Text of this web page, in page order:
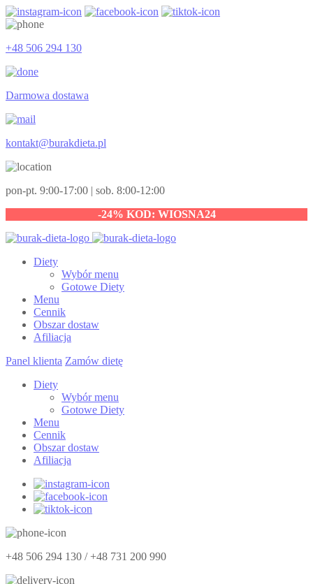
+48 506 294 130
Darmowa dostawa
kontakt@burakdieta.pl
pon-pt. 9:00-17:00 | sob. 8:00-12:00
-24% KOD: WIOSNA24
Diety
Wybór menu
Gotowe Diety
Menu
Cennik
Obszar dostaw
Afiliacja
Panel klienta Zamów dietę
Diety
Wybór menu
Gotowe Diety
Menu
Cennik
Obszar dostaw
Afiliacja
+48 506 294 130 / +48 731 200 990